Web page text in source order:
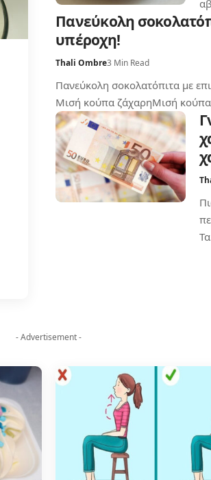
Πανεύκολη
υπέροχη!
Thali Ombre3 Min Read
Πανεύκολη σοκολατόπιτα με
Μισή κούπα ζάχαρηΜισή
- Advertisement -